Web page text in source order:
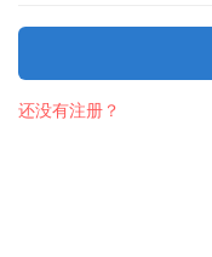
还没有注册？